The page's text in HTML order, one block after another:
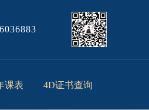
课表 4D证书查询